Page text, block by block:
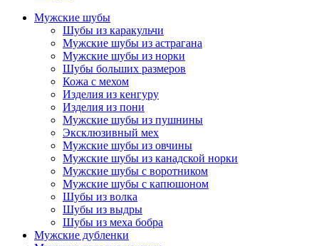
Мужские шубы
Шубы из каракульчи
Мужские шубы из астрагана
Мужские шубы из норки
Шубы больших размеров
Кожа с мехом
Изделия из кенгуру
Изделия из пони
Мужские шубы из пушнины
Эксклюзивный мех
Мужские шубы из овчины
Мужские шубы из канадской норки
Мужские шубы с воротником
Мужские шубы с капюшоном
Шубы из волка
Шубы из выдры
Шубы из меха бобра
Мужские дубленки